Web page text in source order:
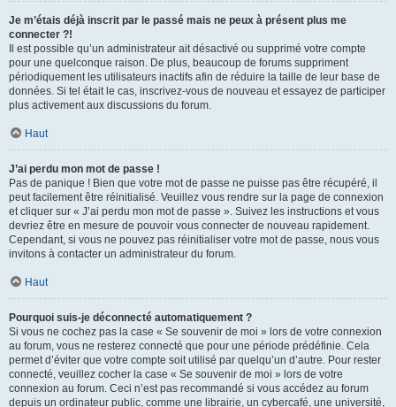
Je m’étais déjà inscrit par le passé mais ne peux à présent plus me
connecter ?!
Il est possible qu’un administrateur ait désactivé ou supprimé votre compte
pour une quelconque raison. De plus, beaucoup de forums suppriment
périodiquement les utilisateurs inactifs afin de réduire la taille de leur base de
données. Si tel était le cas, inscrivez-vous de nouveau et essayez de participer
plus activement aux discussions du forum.
Haut
J’ai perdu mon mot de passe !
Pas de panique ! Bien que votre mot de passe ne puisse pas être récupéré, il
peut facilement être réinitialisé. Veuillez vous rendre sur la page de connexion
et cliquer sur « J’ai perdu mon mot de passe ». Suivez les instructions et vous
devriez être en mesure de pouvoir vous connecter de nouveau rapidement.
Cependant, si vous ne pouvez pas réinitialiser votre mot de passe, nous vous
invitons à contacter un administrateur du forum.
Haut
Pourquoi suis-je déconnecté automatiquement ?
Si vous ne cochez pas la case « Se souvenir de moi » lors de votre connexion
au forum, vous ne resterez connecté que pour une période prédéfinie. Cela
permet d’éviter que votre compte soit utilisé par quelqu’un d’autre. Pour rester
connecté, veuillez cocher la case « Se souvenir de moi » lors de votre
connexion au forum. Ceci n’est pas recommandé si vous accédez au forum
depuis un ordinateur public, comme une librairie, un cybercafé, une université,